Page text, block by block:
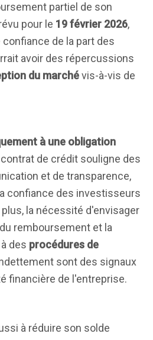
partiel de son
pour le 19 février 2026,
de la part des
avoir des répercussions
du marchévis-à-vis de
à une obligation
de crédit souligne des
et de transparence,
confiance des investisseurs
la nécessité d'envisager
du remboursement et la
des procédures de
sont des signaux
financière de l'entreprise.
à réduire son solde